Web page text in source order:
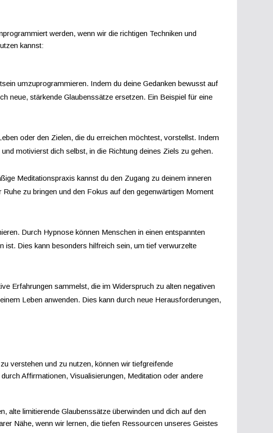
werden, wenn wir die richtigen Techniken und
kannst:
umzuprogrammieren. Indem du deine Gedanken bewusst auf
neue, stärkende Glaubenssätze ersetzen. Ein Beispiel für eine
oder den Zielen, die du erreichen möchtest, vorstellst. Indem
motivierst dich selbst, in die Richtung deines Ziels zu gehen.
Meditationspraxis kannst du den Zugang zu deinem inneren
zu bringen und den Fokus auf den gegenwärtigen Moment
Durch Hypnose können Menschen in einen entspannten
ist. Dies kann besonders hilfreich sein, um tief verwurzelte
Erfahrungen sammelst, die im Widerspruch zu alten negativen
Leben anwenden. Dies kann durch neue Herausforderungen,
verstehen und zu nutzen, können wir tiefgreifende
Affirmationen, Visualisierungen, Meditation oder andere
alte limitierende Glaubenssätze überwinden und dich auf den
Nähe, wenn wir lernen, die tiefen Ressourcen unseres Geistes